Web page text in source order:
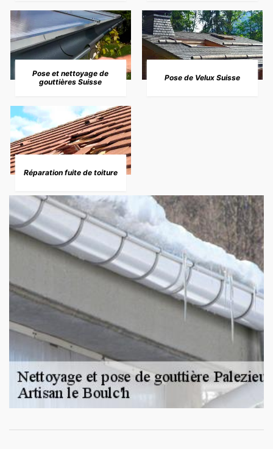
Pose et nettoyage de
gouttières Suisse
Pose de Velux Suisse
Réparation fuite de toiture